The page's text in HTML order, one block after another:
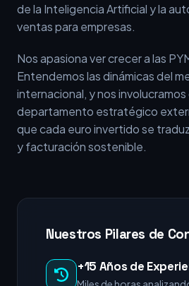
de la Inteligencia Artificial y la
ventas para empresas.
Nos apasiona ver crecer a las
Entendemos las dinámicas del
internacional, y nos
departamento estratégico
que cada euro invertido se
y facturación sostenible.
Nuestros Pilares de
+15 Años de